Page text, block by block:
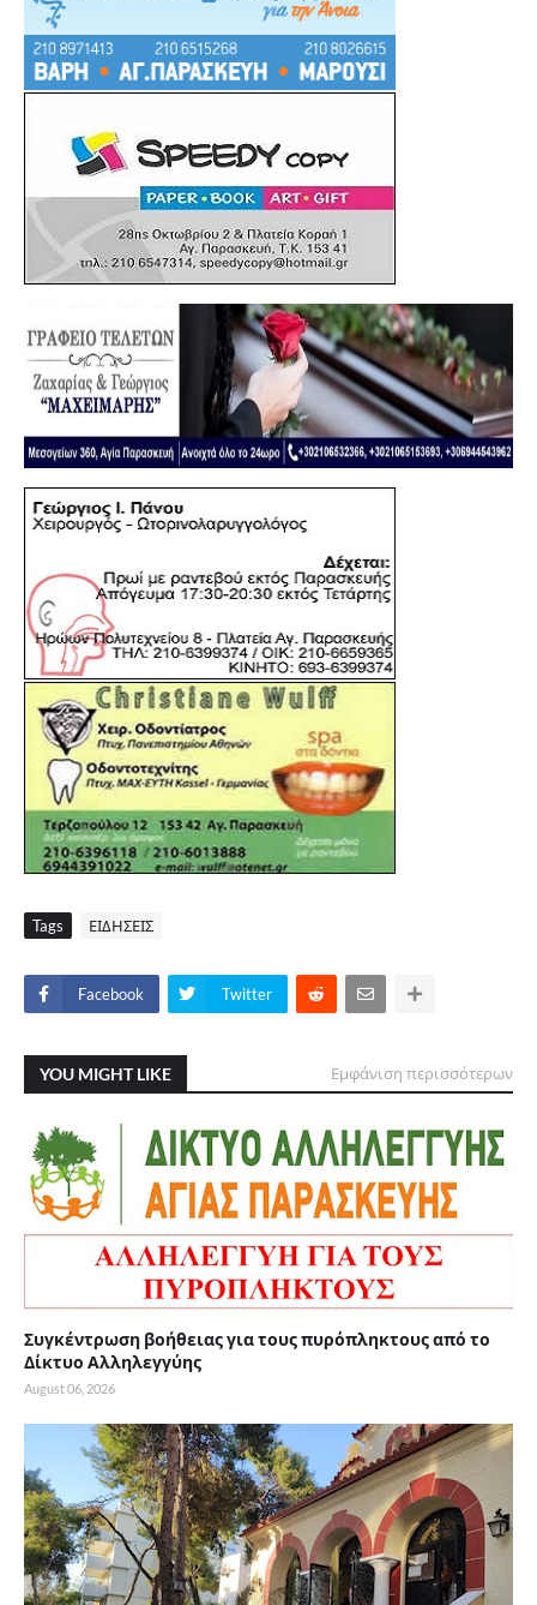
Tags ΕΙΔΗΣΕΙΣ
Facebook Twitter
YOU MIGHT LIKE Εμφάνιση περισσότερων
Συγκέντρωση βοήθειας για τους πυρόπληκτους από το
Δίκτυο Αλληλεγγύης
August 06, 2026